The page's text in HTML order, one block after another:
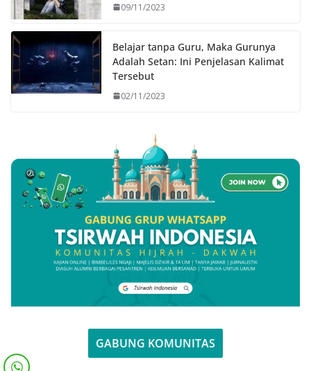
09/11/2023
Belajar tanpa Guru, Maka Gurunya
Adalah Setan: Ini Penjelasan Kalimat
Tersebut
02/11/2023
GABUNG KOMUNITAS